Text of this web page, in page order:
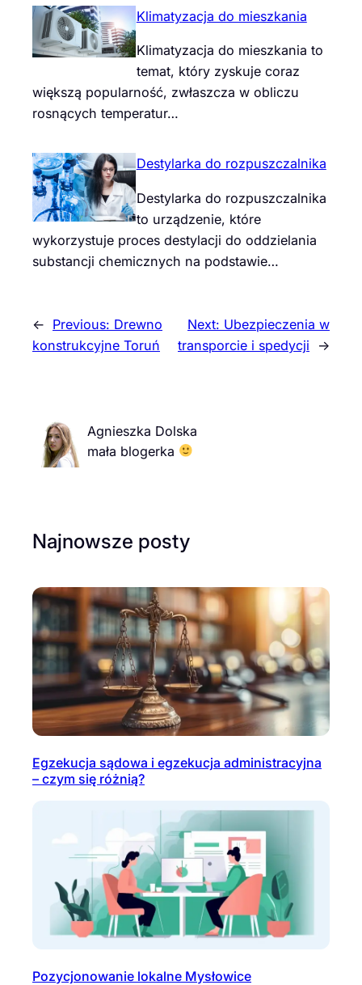
Klimatyzacja do mieszkania
Klimatyzacja do mieszkania to
temat, który zyskuje coraz
większą popularność, zwłaszcza w obliczu
rosnących temperatur…
Destylarka do rozpuszczalnika
Destylarka do rozpuszczalnika
to urządzenie, które
wykorzystuje proces destylacji do oddzielania
substancji chemicznych na podstawie…
← Previous: Drewno
konstrukcyjne Toruń
Next: Ubezpieczenia w
transporcie i spedycji
→
Agnieszka Dolska
mała blogerka
Najnowsze posty
Egzekucja sądowa i egzekucja administracyjna
– czym się różnią?
Pozycjonowanie lokalne Mysłowice